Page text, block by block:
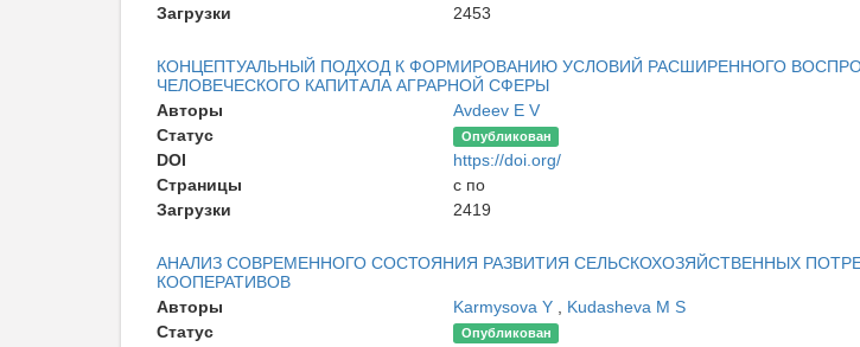
Загрузки
2453
КОНЦЕПТУАЛЬНЫЙ ПОДХОД К ФОРМИРОВАНИЮ УСЛОВИЙ РАСШИРЕННОГО
ЧЕЛОВЕЧЕСКОГО КАПИТАЛА АГРАРНОЙ СФЕРЫ
Авторы
Avdeev E V
Статус
Опубликован
DOI
https://doi.org/
Страницы
с по
Загрузки
2419
АНАЛИЗ СОВРЕМЕННОГО СОСТОЯНИЯ РАЗВИТИЯ СЕЛЬСКОХОЗЯЙСТВЕННЫХ
КООПЕРАТИВОВ
Авторы
Karmysova Y
Kudasheva M S
Статус
Опубликован